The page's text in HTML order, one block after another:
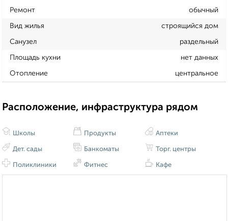
Ремонт обычный
Вид жилья строящийся дом
Санузел раздельный
Площадь кухни нет данных
Отопление центральное
Расположение, инфраструктура рядом
Школы
Дет. сады
Поликлиники
Продукты
Банкоматы
Фитнес
Аптеки
Торг. центры
Кафе